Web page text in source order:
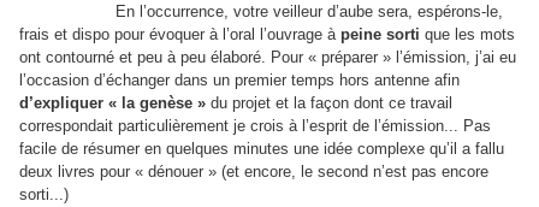
En l’occurrence, votre veilleur d’aube sera, espérons-le,
frais et dispo pour évoquer à l’oral l’ouvrage à peine sorti que les mots
ont contourné et peu à peu élaboré. Pour « préparer » l’émission, j’ai eu
l’occasion d’échanger dans un premier temps hors antenne afin
d’expliquer « la genèse » du projet et la façon dont ce travail
correspondait particulièrement je crois à l’esprit de l’émission... Pas
facile de résumer en quelques minutes une idée complexe qu’il a fallu
deux livres pour « dénouer » (et encore, le second n’est pas encore
sorti...)